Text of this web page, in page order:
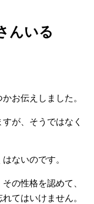
んいる
お伝えしました。
が、そうではなく
ないのです。
の性格を認めて、
てはいけません。